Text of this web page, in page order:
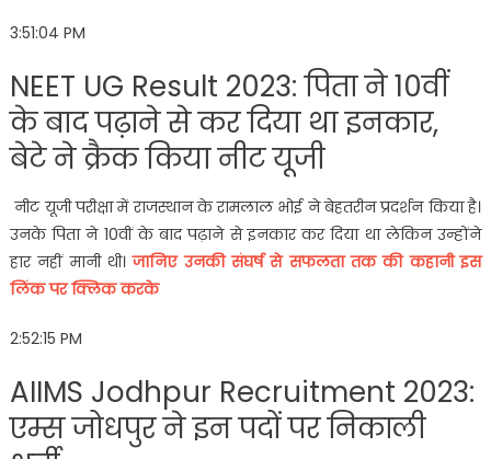
3:51:04 PM
NEET UG Result 2023: पिता ने 10वीं
के बाद पढ़ाने से कर दिया था इनकार,
बेटे ने क्रैक किया नीट यूजी
नीट यूजी परीक्षा में राजस्थान के रामलाल भोई ने बेहतरीन प्रदर्शन किया है।
उनके पिता ने 10वीं के बाद पढ़ाने से इनकार कर दिया था लेकिन उन्होंने
हार नहीं मानी थी।जानिए उनकी संघर्ष से सफलता तक की कहानी इस
लिंक पर क्लिक करके
2:52:15 PM
AIIMS Jodhpur Recruitment 2023:
एम्स जोधपुर ने इन पदों पर निकाली